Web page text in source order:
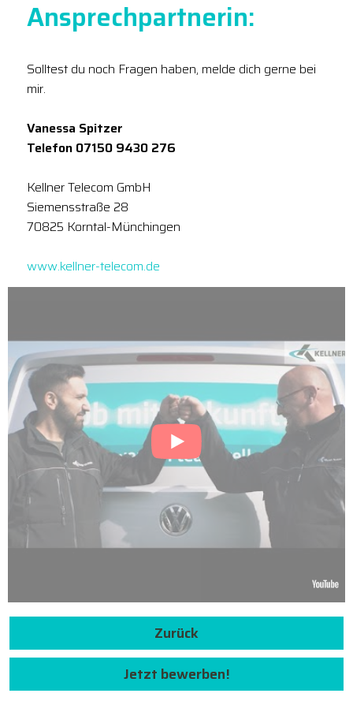
Ansprechpartnerin:
Solltest du noch Fragen haben, melde dich gerne bei
mir.
Vanessa Spitzer
Telefon 07150 9430 276
Kellner Telecom GmbH
Siemensstraße 28
70825 Korntal-Münchingen
www.kellner-telecom.de
Zurück
Jetzt bewerben!